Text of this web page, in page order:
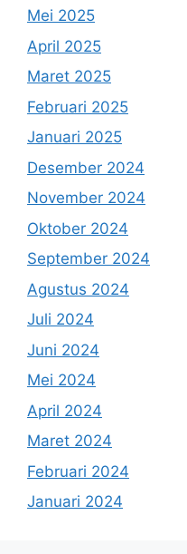
Mei 2025
April 2025
Maret 2025
Februari 2025
Januari 2025
Desember 2024
November 2024
Oktober 2024
September 2024
Agustus 2024
Juli 2024
Juni 2024
Mei 2024
April 2024
Maret 2024
Februari 2024
Januari 2024